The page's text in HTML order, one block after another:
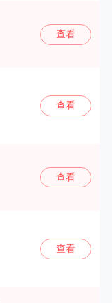
查看
查看
查看
查看